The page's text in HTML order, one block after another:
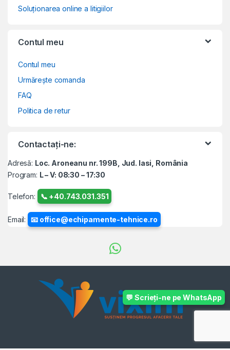
💬 Scrieți-ne pe WhatsApp
Soluționarea online a litigiilor
Contul meu
Contul meu
Urmărește comanda
FAQ
Politica de retur
Contactați-ne:
Adresă: Loc. Aroneanu nr. 199B, Jud. Iasi, România
Program: L – V: 08:30 – 17:30
Telefon: 📞 +40.743.031.351
Email: 📧 office@echipamente-tehnice.ro